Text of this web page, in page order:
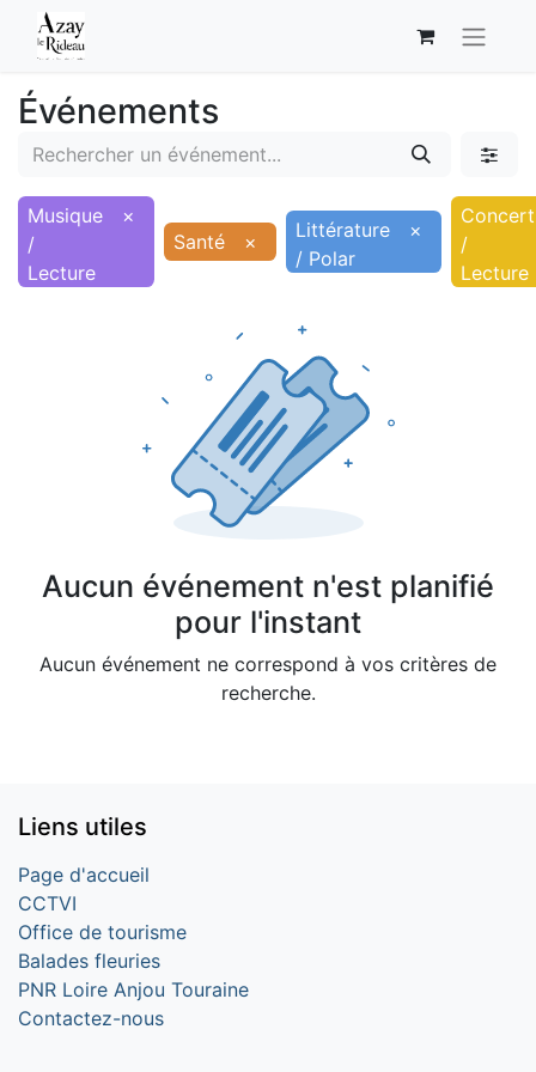
Événements
Musique
/
Lecture
×
Santé
×
Littérature
/ Polar
×
Concert
/
Lecture
Aucun événement n'est planifié
pour l'instant
Aucun événement ne correspond à vos critères de
recherche.
Liens utiles
Page d'accueil
CCTVI
Office de tourisme
Balades fleuries
PNR Loire Anjou Touraine
Contactez-nous